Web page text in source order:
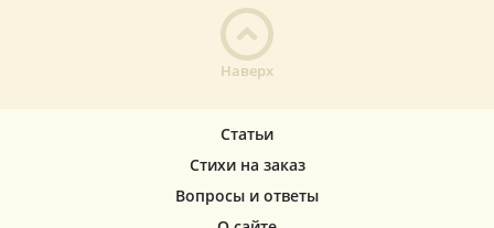
Наверх
Статьи
Стихи на заказ
Вопросы и ответы